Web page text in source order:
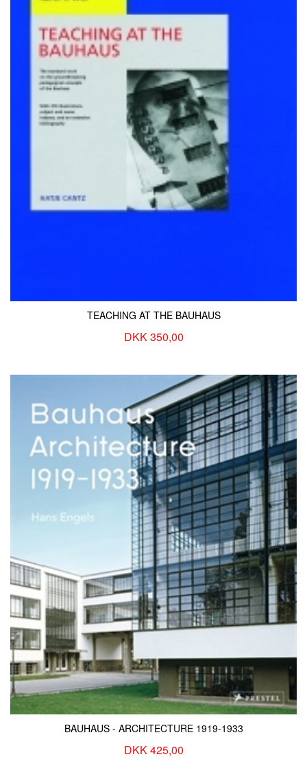
TEACHING AT THE BAUHAUS
DKK 350,00
BAUHAUS - ARCHITECTURE 1919-1933
DKK 425,00